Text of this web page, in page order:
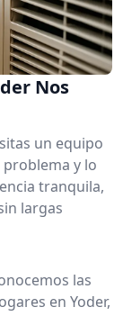
Nos
un equipo
y lo
tranquila,
largas
las
en Yoder,